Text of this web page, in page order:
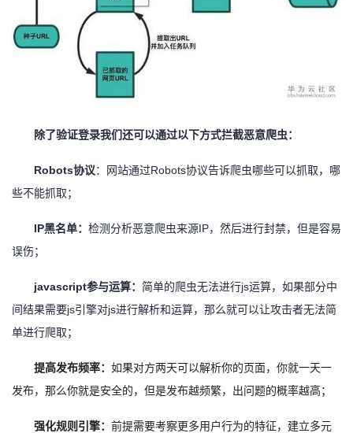
除了验证登录我们还可以通过以下方式拦截恶意爬虫：
Robots协议：网站通过Robots协议告诉爬虫哪些可以抓取，哪
些不能抓取；
IP黑名单： 检测分析恶意爬虫来源IP，然后进行封禁，但是容易
误伤；
javascript参与运算： 简单的爬虫无法进行js运算，如果部分中
间结果需要js引擎对js进行解析和运算，那么就可以让攻击者无法简
单进行爬取；
提高发布频率： 如果对方两天可以解析你的页面，你就一天一
发布，那么你就是安全的，但是发布越频繁，出问题的概率越高；
强化规则引擎： 前提需要考察更多用户行为的特征，建立多元